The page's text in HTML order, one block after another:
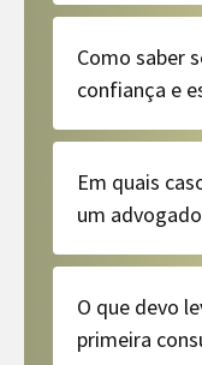
Como saber
confiança e
Em quais
um
O que devo
primeira